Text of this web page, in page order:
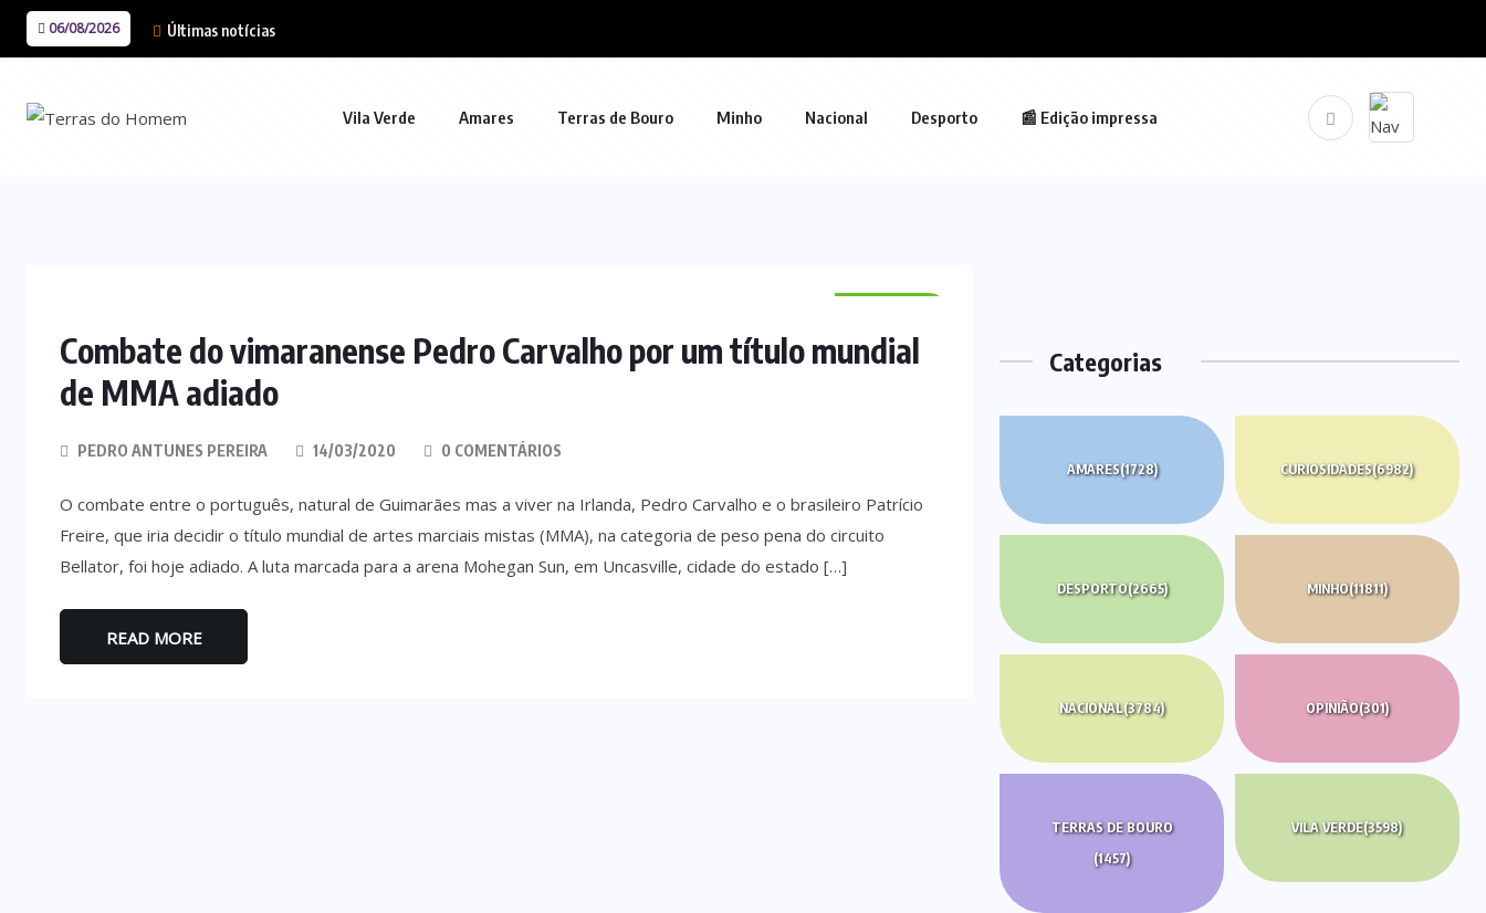
06/08/2026 Últimas notícias
Vila Verde Amares Terras de Bouro Minho Nacional Desporto 📰 Edição impressa
Combate do vimaranense Pedro Carvalho por um título mundial
de MMA adiado
PEDRO ANTUNES PEREIRA 14/03/2020 0 COMENTÁRIOS
O combate entre o português, natural de Guimarães mas a viver na Irlanda, Pedro Carvalho e o brasileiro Patrício
Freire, que iria decidir o título mundial de artes marciais mistas (MMA), na categoria de peso pena do circuito
Bellator, foi hoje adiado. A luta marcada para a arena Mohegan Sun, em Uncasville, cidade do estado […]
READ MORE
Categorias
AMARES(1728) CURIOSIDADES(6982)
DESPORTO(2665) MINHO(11811)
NACIONAL(3784) OPINIÃO(301)
TERRAS DE BOURO
(1457)
VILA VERDE(3598)